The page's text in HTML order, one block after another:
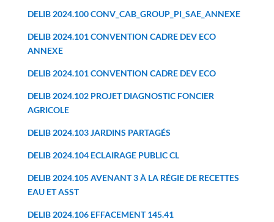
DELIB 2024.100 CONV_CAB_GROUP_PI_SAE_ANNEXE
DELIB 2024.101 CONVENTION CADRE DEV ECO
ANNEXE
DELIB 2024.101 CONVENTION CADRE DEV ECO
DELIB 2024.102 PROJET DIAGNOSTIC FONCIER
AGRICOLE
DELIB 2024.103 JARDINS PARTAGÉS
DELIB 2024.104 ECLAIRAGE PUBLIC CL
DELIB 2024.105 AVENANT 3 À LA RÉGIE DE RECETTES
EAU ET ASST
DELIB 2024.106 EFFACEMENT 145.41